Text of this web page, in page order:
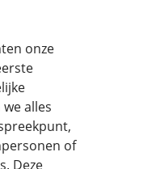
onze
alles
of
Deze